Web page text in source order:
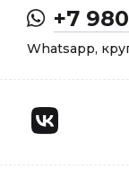
+7
Whatsapp,